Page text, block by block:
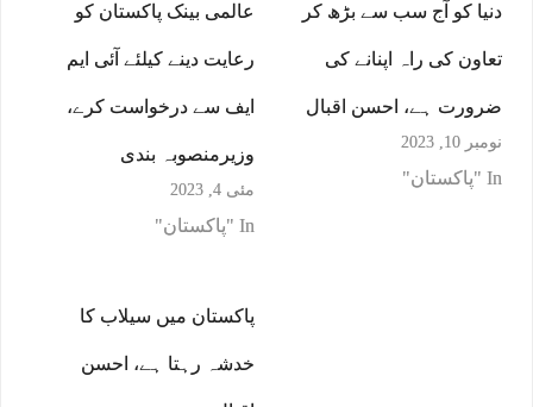
عالمی بینک پاکستان کو
رعایت دینے کیلئے آئی ایم
ایف سے درخواست کرے،
وزیرمنصوبہ بندی
مئی 4, 2023
In "پاکستان"
دنیا کو آج سب سے بڑھ کر
تعاون کی راہ اپنانے کی
ضرورت ہے، احسن اقبال
نومبر 10, 2023
In "پاکستان"
پاکستان میں سیلاب کا
خدشہ رہتا ہے، احسن